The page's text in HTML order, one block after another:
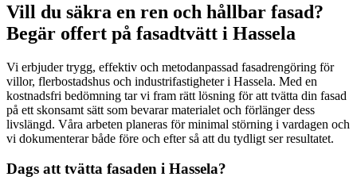
Vill du säkra en ren och hållbar fasad?
Begär offert på fasadtvätt i Hassela
Vi erbjuder trygg, effektiv och metodanpassad fasadrengöring för
villor, flerbostadshus och industrifastigheter i Hassela. Med en
kostnadsfri bedömning tar vi fram rätt lösning för att tvätta din fasad
på ett skonsamt sätt som bevarar materialet och förlänger dess
livslängd. Våra arbeten planeras för minimal störning i vardagen och
vi dokumenterar både före och efter så att du tydligt ser resultatet.
Dags att tvätta fasaden i Hassela?